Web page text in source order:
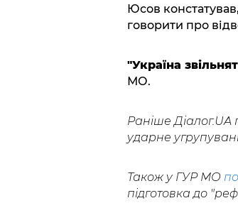
Юсов
говорити про
"Україна
МО.
Раніше Діалог.UA
ударне
Також у ГУР МО
підготовка до